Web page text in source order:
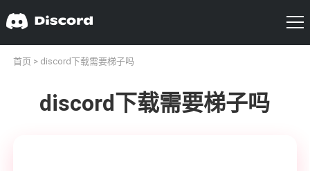
首页 > discord下载需要梯子吗
discord下载需要梯子吗